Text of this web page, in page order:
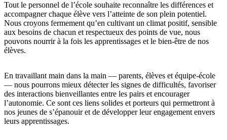
Tout le personnel de l’école souhaite reconnaître les différences et
accompagner chaque élève vers l’atteinte de son plein potentiel.
Nous croyons fermement qu’en cultivant un climat positif, sensible
aux besoins de chacun et respectueux des points de vue, nous
pouvons nourrir à la fois les apprentissages et le bien-être de nos
élèves.
En travaillant main dans la main — parents, élèves et équipe-école
— nous pourrons mieux détecter les signes de difficultés, favoriser
des interactions bienveillantes entre les pairs et encourager
l’autonomie. Ce sont ces liens solides et porteurs qui permettront à
nos jeunes de s’épanouir et de développer leur engagement envers
leurs apprentissages.